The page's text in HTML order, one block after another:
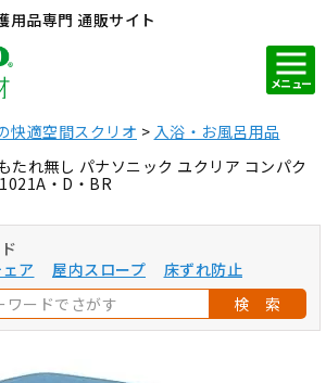
用品専門 通販サイト
メニュー
快適空間スクリオ
入浴・お風呂用品
たれ無し パナソニック ユクリア コンパク
・D・BR
ア 屋内スロープ
床ずれ防止
検 索